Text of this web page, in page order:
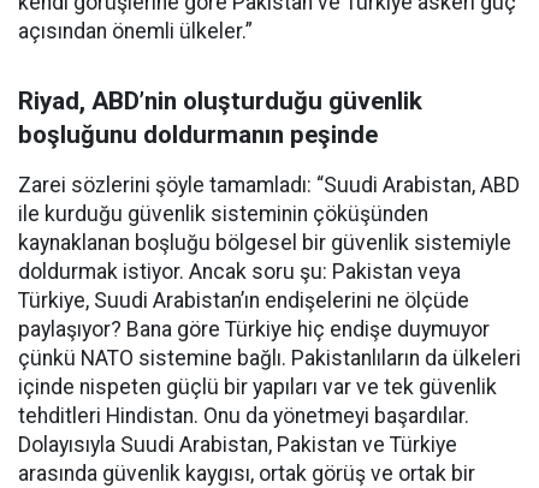
açısından önemli ülkeler.”
Riyad, ABD’nin oluşturduğu güvenlik
boşluğunu doldurmanın peşinde
Zarei sözlerini şöyle tamamladı: “Suudi Arabistan, ABD
ile kurduğu güvenlik sisteminin çöküşünden
kaynaklanan boşluğu bölgesel bir güvenlik sistemiyle
doldurmak istiyor. Ancak soru şu: Pakistan veya
Türkiye, Suudi Arabistan’ın endişelerini ne ölçüde
paylaşıyor? Bana göre Türkiye hiç endişe duymuyor
çünkü NATO sistemine bağlı. Pakistanlıların da ülkeleri
içinde nispeten güçlü bir yapıları var ve tek güvenlik
tehditleri Hindistan. Onu da yönetmeyi başardılar.
Dolayısıyla Suudi Arabistan, Pakistan ve Türkiye
arasında güvenlik kaygısı, ortak görüş ve ortak bir